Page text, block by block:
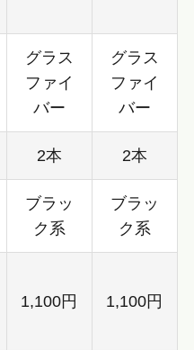
グラス
ファイ
バー
グラス
ファイ
バー
2本 2本
ブラッ
ク系
ブラッ
ク系
1,100円 1,100円